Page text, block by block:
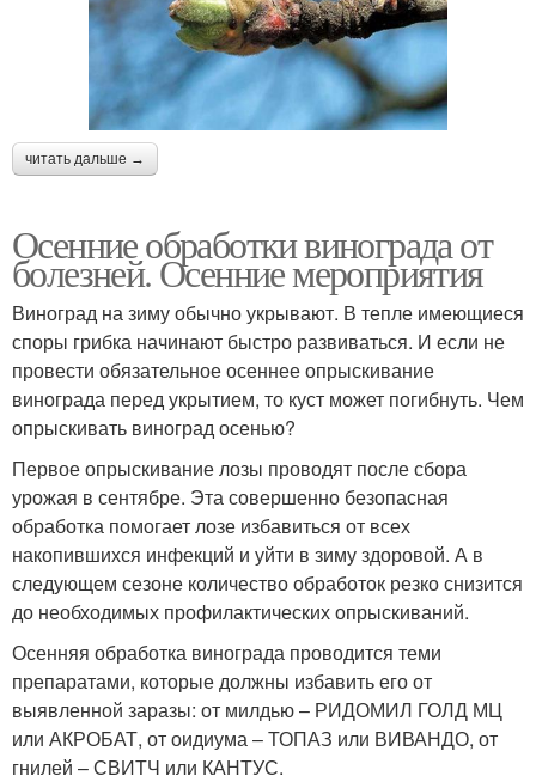
читать дальше →
Осенние обработки винограда от
болезней. Осенние мероприятия
Виноград на зиму обычно укрывают. В тепле имеющиеся
споры грибка начинают быстро развиваться. И если не
провести обязательное осеннее опрыскивание
винограда перед укрытием, то куст может погибнуть. Чем
опрыскивать виноград осенью?
Первое опрыскивание лозы проводят после сбора
урожая в сентябре. Эта совершенно безопасная
обработка помогает лозе избавиться от всех
накопившихся инфекций и уйти в зиму здоровой. А в
следующем сезоне количество обработок резко снизится
до необходимых профилактических опрыскиваний.
Осенняя обработка винограда проводится теми
препаратами, которые должны избавить его от
выявленной заразы: от милдью – РИДОМИЛ ГОЛД МЦ
или АКРОБАТ, от оидиума – ТОПАЗ или ВИВАНДО, от
гнилей – СВИТЧ или КАНТУС.